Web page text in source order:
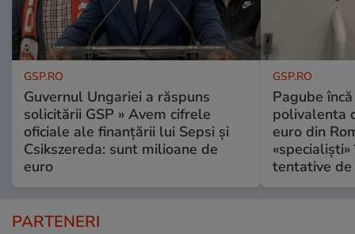
GSP.RO
Guvernul Ungariei a răspuns
solicitării GSP » Avem cifrele
oficiale ale finanțării lui Sepsi și
Csikszereda: sunt milioane de
euro
GSP.RO
Pagube
polivalenta
euro din
tentative de
PARTENERI